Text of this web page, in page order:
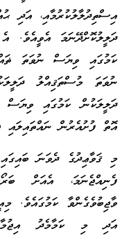
އިސްތިދުލާލުކުރުމާއި، އަދި
ދަލީލުކޮށްދޭނަމަ އެވީއެވެ.
ކަމުގައި ވިޔަސް ނުވަތަ
ނުވަތަ މުސްތަޤިއްލު
ދަލީލަކުން ކަމުގައި
އޮތް ފުށުއެރުން ނައްތައިލައި
މި ޤަވާޢިދުގެ ދެވަނަ
ފެނިއްޖެނަމަ، އެއަށް
ވާޖިބުވެގެންވާ ކަމުގައެވެ.
އަދި މި ކަމާމެދު